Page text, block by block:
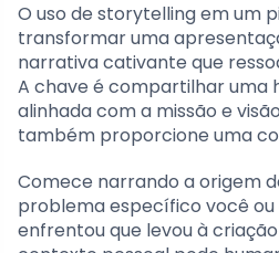
O uso de storytelling em um
transformar uma
narrativa cativante que
A chave é compartilhar uma
alinhada com a missão e
também proporcione uma
Comece narrando a origem
problema específico você
enfrentou que levou à